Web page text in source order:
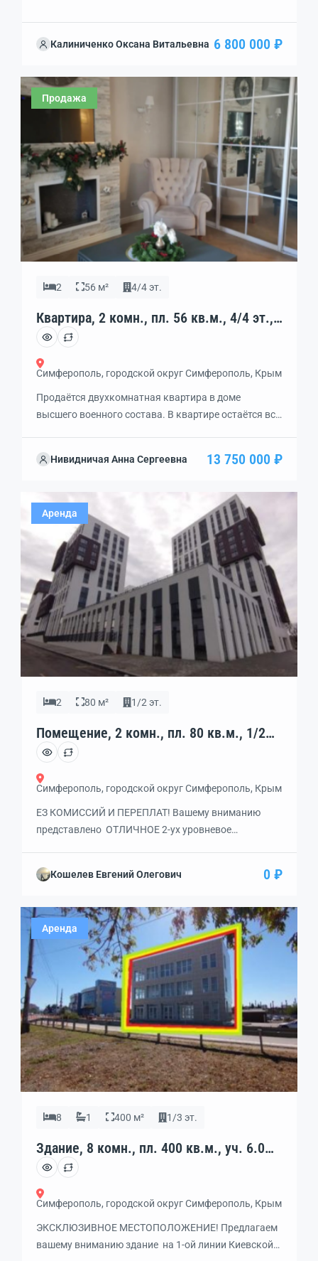
Калиниченко Оксана Витальевна 6 800 000 ₽
Продажа
2 56 м² 4/4 эт.
Квартира, 2 комн., пл. 56 кв.м., 4/4 эт.,
код: 462344
Симферополь, городской округ Симферополь, Крым
Продаётся двухкомнатная квартира в доме
высшего военного состава. В квартире остаётся вся
Нивидничая Анна Сергеевна 13 750 000 ₽
Аренда
2 80 м² 1/2 эт.
Помещение, 2 комн., пл. 80 кв.м., 1/2
эт., код: 462342
Симферополь, городской округ Симферополь, Крым
ЕЗ КОМИССИЙ И ПЕРЕПЛАТ! Вашему вниманию
представлено ОТЛИЧНОЕ 2-ух уровневое
отдельным ВХОДОМ, находящееся в стилобате в
Объездную дорогу! Густонаселенный район,
платежеспособный контингент. Подходит под
различные направления бизнеса: торговля, офис,
Кошелев Евгений Олегович 0 ₽
Аренда
8 1 400 м² 1/3 эт.
Здание, 8 комн., пл. 400 кв.м., уч. 6.0
Симферополь, городской округ Симферополь, Крым
ЭКСКЛЮЗИВНОЕ МЕСТОПОЛОЖЕНИЕ! Предлагаем
вашему вниманию здание на 1-ой линии Киевской